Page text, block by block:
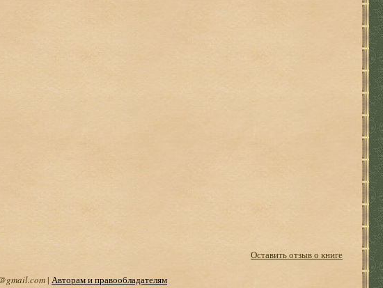
Оставить отзыв о книге
| Авторам и правообладателям